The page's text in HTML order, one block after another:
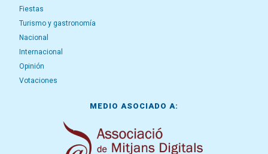
Fiestas
Turismo y gastronomía
Nacional
Internacional
Opinión
Votaciones
MEDIO ASOCIADO A: